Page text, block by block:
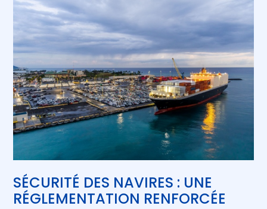
Créer et reprendre une activité
Gérer votre quotidien
Piloter votre entreprise
Développer votre entreprise
Construire votre patrimoine
Être prêt pour la facturation
électronique
Piloter votre gestion
Suivre votre comptabilité
Gérer vos ressources humaines
SÉCURITÉ DES NAVIRES : UNE
RÉGLEMENTATION RENFORCÉE